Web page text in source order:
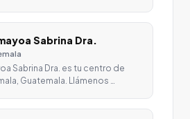
Sabrina Dra.
Sabrina Dra. es tu centro de
Guatemala. Llámenos …